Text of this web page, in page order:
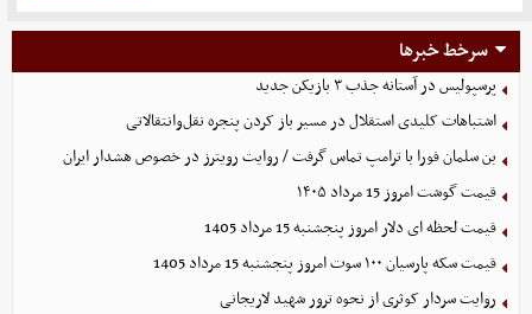
سرخط خبرها
پرسپولیس در آستانه جذب ۳ بازیکن جدید
اشتباهات کلیدی استقلال در مسیر باز کردن پنجره نقل‌وانتقالاتی
بن سلمان فورا با ترامپ تماس گرفت / روایت رویترز در خصوص هشدار ایران
قیمت گوشت امروز 15 مرداد ۱۴۰۵
قیمت لحظه ای دلار امروز پنجشنبه 15 مرداد 1405
قیمت سکه پارسیان ۱۰۰ سوت امروز پنجشنبه 15 مرداد 1405
روایت سردار کوثری از نحوه ترور شهید لاریجانی